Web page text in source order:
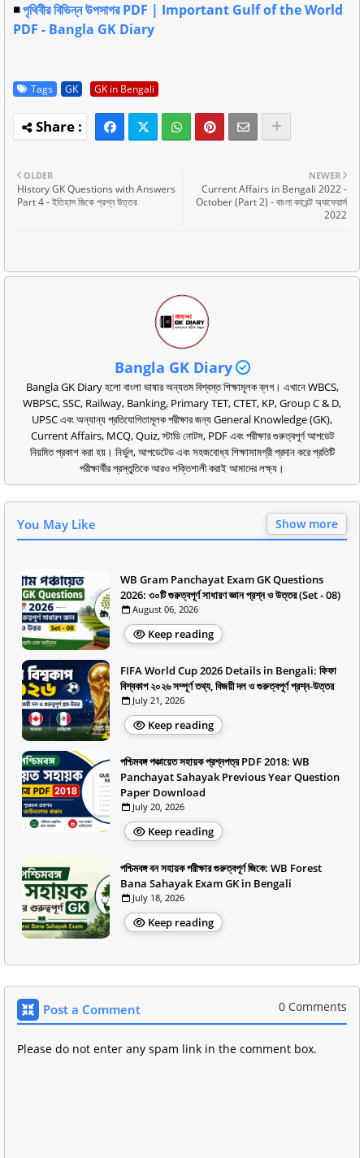
◾পৃথিবীর বিভিন্ন উপসাগর PDF | Important Gulf of the World
PDF - Bangla GK Diary
Tags GK GK in Bengali
NEWER
Current Affairs in Bengali 2022 -
October (Part 2) - বাংলা কারেন্ট অ্যাফেয়ার্স
2022
OLDER
History GK Questions with Answers
Part 4 - ইতিহাস জিকে প্রশ্ন উত্তর
Bangla GK Diary
Bangla GK Diary হলো বাংলা ভাষার অন্যতম বিশ্বস্ত শিক্ষামূলক ব্লগ। এখানে WBCS,
WBPSC, SSC, Railway, Banking, Primary TET, CTET, KP, Group C & D,
UPSC এবং অন্যান্য প্রতিযোগিতামূলক পরীক্ষার জন্য General Knowledge (GK),
Current Affairs, MCQ, Quiz, স্টাডি নোটস, PDF এবং পরীক্ষার গুরুত্বপূর্ণ আপডেট
নিয়মিত প্রকাশ করা হয়। নির্ভুল, আপডেটেড এবং সহজবোধ্য শিক্ষাসামগ্রী প্রদান করে প্রতিটি
পরীক্ষার্থীর প্রস্তুতিকে আরও শক্তিশালী করাই আমাদের লক্ষ্য।
You May Like Show more
WB Gram Panchayat Exam GK Questions
2026: ৩০টি গুরুত্বপূর্ণ সাধারণ জ্ঞান প্রশ্ন ও উত্তর (Set - 08)
August 06, 2026
Keep reading
FIFA World Cup 2026 Details in Bengali: ফিফা
বিশ্বকাপ ২০২৬ সম্পূর্ণ তথ্য, বিজয়ী দল ও গুরুত্বপূর্ণ প্রশ্ন-উত্তর
July 21, 2026
Keep reading
পশ্চিমবঙ্গ পঞ্চায়েত সহায়ক প্রশ্নপত্র PDF 2018: WB
Panchayat Sahayak Previous Year Question
Paper Download
July 20, 2026
Keep reading
পশ্চিমবঙ্গ বন সহায়ক পরীক্ষার গুরুত্বপূর্ণ জিকে: WB Forest
Bana Sahayak Exam GK in Bengali
July 18, 2026
Keep reading
Post a Comment 0 Comments
Please do not enter any spam link in the comment box.